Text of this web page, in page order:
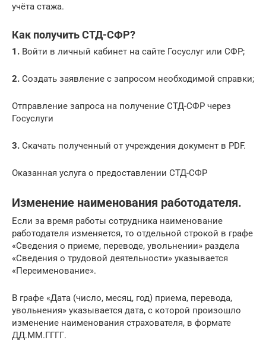
учёта стажа.
Как получить СТД-СФР?
1. Войти в личный кабинет на сайте Госуслуг или СФР;
2. Создать заявление с запросом необходимой справки;
Отправление запроса на получение СТД-СФР через
Госуслуги
3. Скачать полученный от учреждения документ в PDF.
Оказанная услуга о предоставлении СТД-СФР
Изменение наименования работодателя.
Если за время работы сотрудника наименование
работодателя изменяется, то отдельной строкой в графе
«Сведения о приеме, переводе, увольнении» раздела
«Сведения о трудовой деятельности» указывается
«Переименование».
В графе «Дата (число, месяц, год) приема, перевода,
увольнения» указывается дата, с которой произошло
изменение наименования страхователя, в формате
ДД.ММ.ГГГГ.